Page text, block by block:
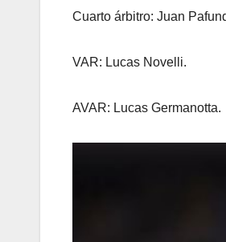
Cuarto árbitro: Juan
VAR: Lucas Novelli.
AVAR: Lucas Germanotta.